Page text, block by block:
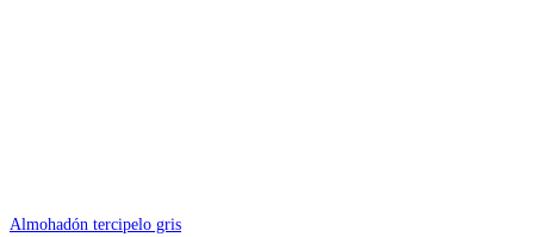
Almohadón tercipelo gris